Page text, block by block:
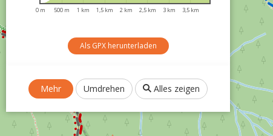
0 m 500 m 1 km 1,5 km 2 km 2,5 km 3 km 3,5 km
Als GPX herunterladen
Mehr Umdrehen Alles zeigen